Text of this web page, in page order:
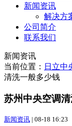
新闻资讯
解决方
公司简介
联系我们
新闻资讯
当前位置： 日立中
清洗一般多少钱
苏州中央空调
新闻资讯 | 08-18 16:23